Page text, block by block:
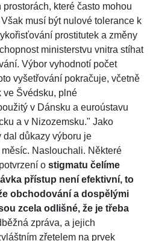
které často mohou
musí být nulové tolerance k
prostitutek a změny
ministerstvu vnitra stíhat
Výbor vyhodnotí počet
vyšetřování pokračuje, včetně
ve Švédsku, plné
v Dánsku a euroústavu
a v Nizozemsku." Jako
dal důkazy výboru je
Naslouchali. Některé
o stigmatu čelíme
přístup není efektivní, to
obchodování a dospělými
zcela odlišné, že je třeba
zpráva, a jejich
zřetelem na prvek